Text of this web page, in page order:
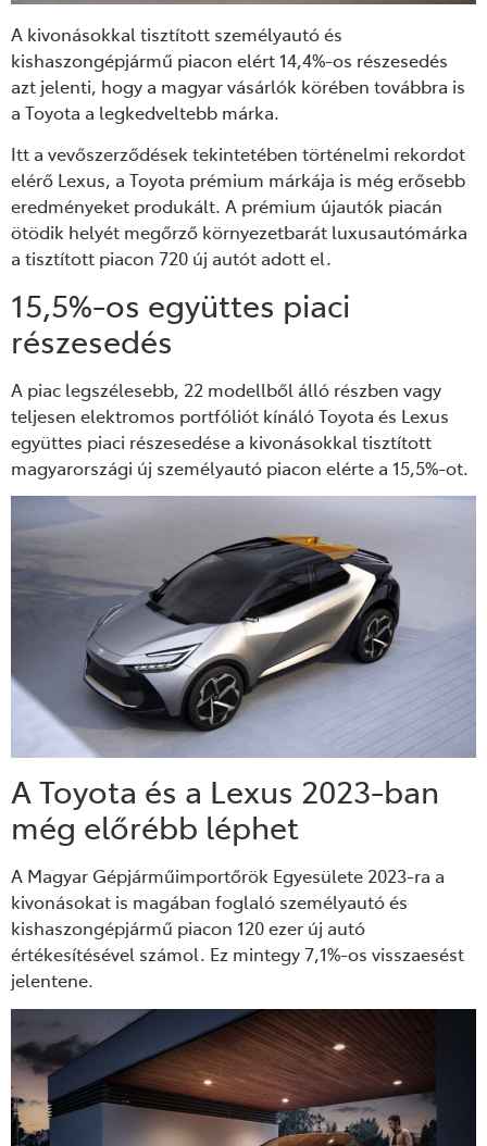
A kivonásokkal tisztított személyautó és
kishaszongépjármű piacon elért 14,4%-os részesedés
azt jelenti, hogy a magyar vásárlók körében továbbra is
a Toyota a legkedveltebb márka.
Itt a vevőszerződések tekintetében történelmi rekordot
elérő Lexus, a Toyota prémium márkája is még erősebb
eredményeket produkált. A prémium újautók piacán
ötödik helyét megőrző környezetbarát luxusautómárka
a tisztított piacon 720 új autót adott el.
15,5%-os együttes piaci
részesedés
A piac legszélesebb, 22 modellből álló részben vagy
teljesen elektromos portfóliót kínáló Toyota és Lexus
együttes piaci részesedése a kivonásokkal tisztított
magyarországi új személyautó piacon elérte a 15,5%-ot.
A Toyota és a Lexus 2023-ban
még előrébb léphet
A Magyar Gépjárműimportőrök Egyesülete 2023-ra a
kivonásokat is magában foglaló személyautó és
kishaszongépjármű piacon 120ezer új autó
értékesítésével számol. Ez mintegy7,1%-os visszaesést
jelentene.